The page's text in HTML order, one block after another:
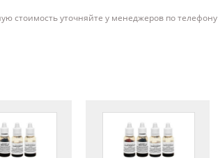
стоимость уточняйте у менеджеров по телефону